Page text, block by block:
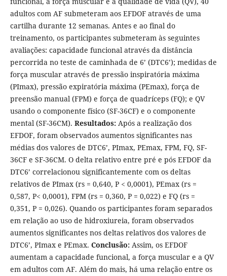
adultos com AF submeteram aos EFDOF através de uma
cartilha durante 12 semanas. Antes e ao final do
treinamento, os participantes submeteram às seguintes
avaliações: capacidade funcional através da distância
percorrida no teste de caminhada de 6’ (DTC6’); medidas de
força muscular através de pressão inspiratória máxima
(PImax), pressão expiratória máxima (PEmax), força de
preensão manual (FPM) e força de quadríceps (FQ); e QV
usando o componente físico (SF-36CF) e o componente
mental (SF-36CM). Resultados: Após a realização dos
EFDOF, foram observados aumentos significantes nas
médias dos valores de DTC6’, PImax, PEmax, FPM, FQ, SF-
36CF e SF-36CM. O delta relativo entre pré e pós EFDOF da
DTC6’ correlacionou significantemente com os deltas
relativos de PImax (rs = 0,640, P < 0,0001), PEmax (rs =
0,587, P< 0,0001), FPM (rs = 0,360, P = 0,022) e FQ (rs =
0,351, P = 0,026). Quando os participantes foram separados
em relação ao uso de hidroxiureia, foram observados
aumentos significantes nos deltas relativos dos valores de
DTC6’, PImax e PEmax. Conclusão: Assim, os EFDOF
aumentam a capacidade funcional, a força muscular e a QV
em adultos com AF. Além do mais, há uma relação entre os